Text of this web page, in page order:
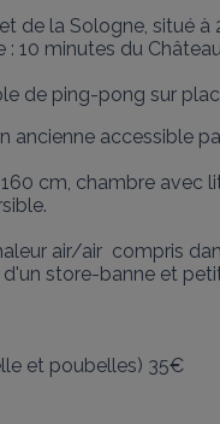
de la Sologne, situé
10 minutes du
de ping-pong sur
ancienne accessible
cm, chambre avec
air/air  compris
store-banne et
et poubelles) 35€